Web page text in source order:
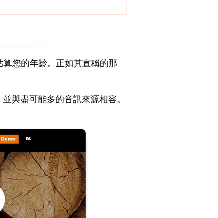
您的年齡。正如其宣稱的那
與盡可能多的音訊來源相容。